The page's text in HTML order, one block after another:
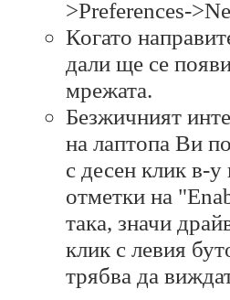
>Preferences-
Когато
дали ще се
мрежата.
Безжичният
на лаптопа Ви
с десен клик в-
отметки на
така, значи
клик с левия
трябва да